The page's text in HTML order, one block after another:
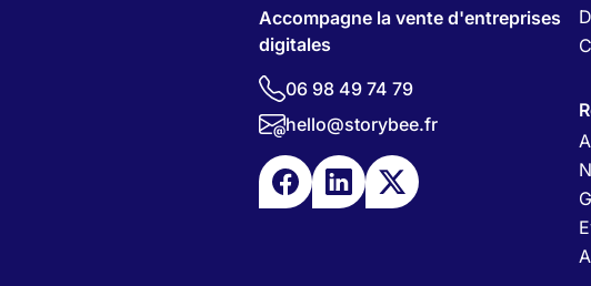
Accompagne la vente d'entreprises
digitales
06 98 49 74 79
hello@storybee.fr